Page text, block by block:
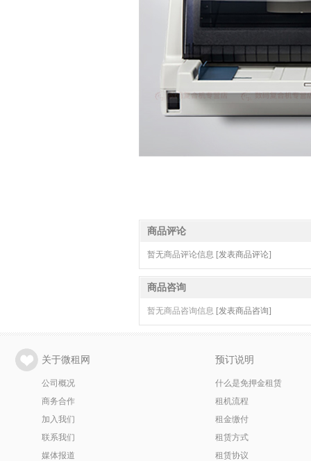
商品评论
暂无商品评论信息 [发表商品评论]
商品咨询
暂无商品咨询信息 [发表商品咨询]
关于微租网
公司概况
商务合作
加入我们
联系我们
媒体报道
预订说明
什么是免押金租赁
租机流程
租金缴付
租赁方式
租赁协议